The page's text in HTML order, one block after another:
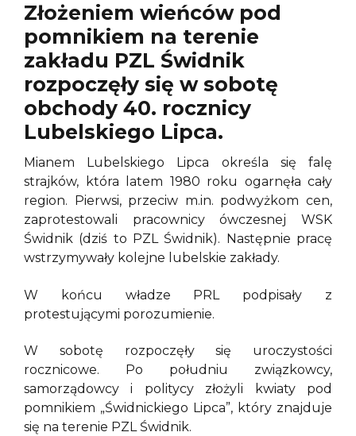
Złożeniem wieńców pod
pomnikiem na terenie
zakładu PZL Świdnik
rozpoczęły się w sobotę
obchody 40. rocznicy
Lubelskiego Lipca.
Mianem Lubelskiego Lipca określa się falę
strajków, która latem 1980 roku ogarnęła cały
region. Pierwsi, przeciw m.in. podwyżkom cen,
zaprotestowali pracownicy ówczesnej WSK
Świdnik (dziś to PZL Świdnik). Następnie pracę
wstrzymywały kolejne lubelskie zakłady.
W końcu władze PRL podpisały z
protestującymi porozumienie.
W sobotę rozpoczęły się uroczystości
rocznicowe. Po południu związkowcy,
samorządowcy i politycy złożyli kwiaty pod
pomnikiem „Świdnickiego Lipca”, który znajduje
się na terenie PZL Świdnik.